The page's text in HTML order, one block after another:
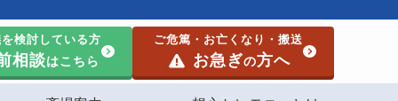
検討している方
相談はこちら
ご危篤・お亡くなり・搬送
お急ぎの方へ